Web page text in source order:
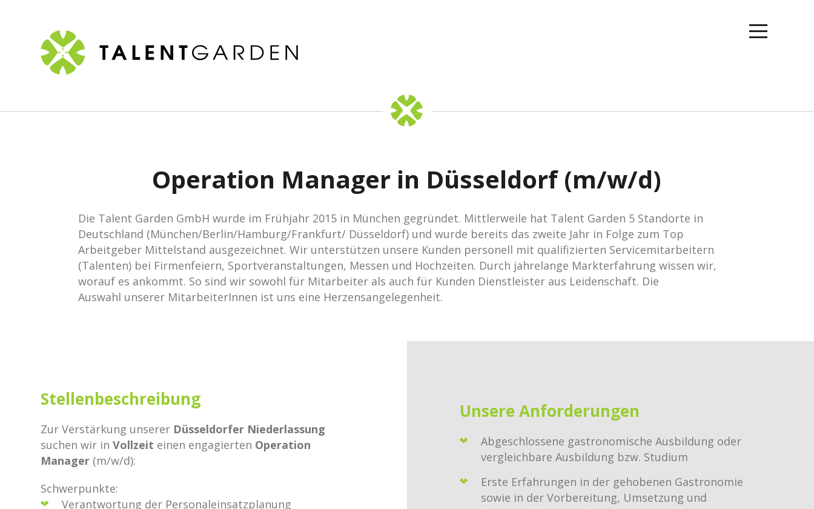
toggle
Operation Manager in Düsseldorf (m/w/d)
Die Talent Garden GmbH wurde im Frühjahr 2015 in München gegründet. Mittlerweile hat Talent Garden 5 Standorte in
Deutschland (München/Berlin/Hamburg/Frankfurt/ Düsseldorf) und wurde bereits das zweite Jahr in Folge zum Top
Arbeitgeber Mittelstand ausgezeichnet. Wir unterstützen unsere Kunden personell mit qualifizierten Servicemitarbeitern
(Talenten) bei Firmenfeiern, Sportveranstaltungen, Messen und Hochzeiten. Durch jahrelange Markterfahrung wissen wir,
worauf es ankommt. So sind wir sowohl für Mitarbeiter als auch für Kunden Dienstleister aus Leidenschaft. Die
Auswahl unserer MitarbeiterInnen ist uns eine Herzensangelegenheit.
Stellenbeschreibung
Zur Verstärkung unserer Düsseldorfer Niederlassung
suchen wir inVollzeit einen engagierten Operation
Manager (m/w/d):
Schwerpunkte:
Verantwortung der Personaleinsatzplanung
Unsere Anforderungen
Abgeschlossene gastronomische Ausbildung oder
vergleichbare Ausbildung bzw. Studium
Erste Erfahrungen in der gehobenen Gastronomie
sowie in der Vorbereitung, Umsetzung und